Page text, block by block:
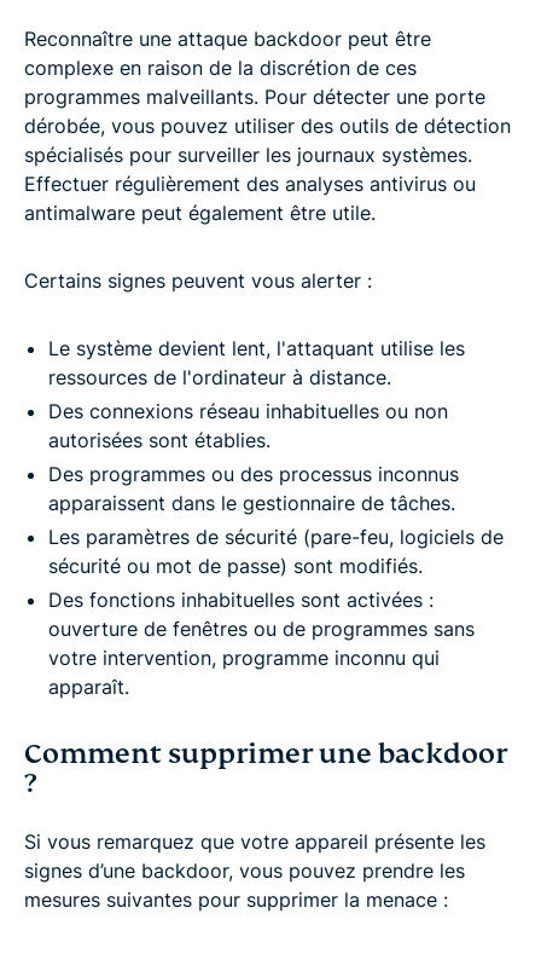
Reconnaître une attaque backdoor peut être
complexe en raison de la discrétion de ces
programmes malveillants. Pour détecter une porte
dérobée, vous pouvez utiliser des outils de détection
spécialisés pour surveiller les journaux systèmes.
Effectuer régulièrement des analyses antivirus ou
antimalware peut également être utile.
Certains signes peuvent vous alerter :
Le système devient lent, l'attaquant utilise les
ressources de l'ordinateur à distance.
Des connexions réseau inhabituelles ou non
autorisées sont établies.
Des programmes ou des processus inconnus
apparaissent dans le gestionnaire de tâches.
Les paramètres de sécurité (pare-feu, logiciels de
sécurité ou mot de passe) sont modifiés.
Des fonctions inhabituelles sont activées :
ouverture de fenêtres ou de programmes sans
votre intervention, programme inconnu qui
apparaît.
Comment supprimer une backdoor
?
Si vous remarquez que votre appareil présente les
signes d’une backdoor, vous pouvez prendre les
mesures suivantes pour supprimer la menace :